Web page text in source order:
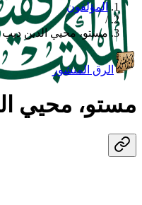
المؤلفون
/
مستو، محيي الدين ديب
الرق المنشور
مستو، محيي